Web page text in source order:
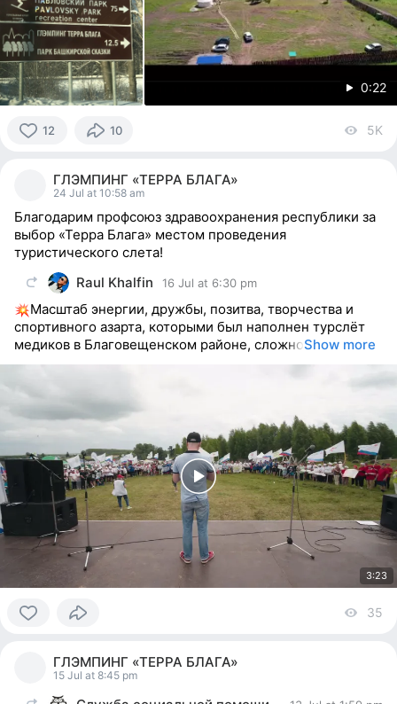
0:22
12 10 5K
ГЛЭМПИНГ «ТЕРРА БЛАГА»
24 Jul at 10:58 am
Благодарим профсоюз здравоохранения республики за
выбор «Терра Блага» местом проведения
туристического слета!
Raul Khalfin
16 Jul at 6:30 pm
Масштаб энергии, дружбы, позитва, творчества и
спортивного азарта, которыми был наполнен турслёт
медиков в Благовещенском районе, сложноShow more
3:23
35
ГЛЭМПИНГ «ТЕРРА БЛАГА»
15 Jul at 8:45 pm